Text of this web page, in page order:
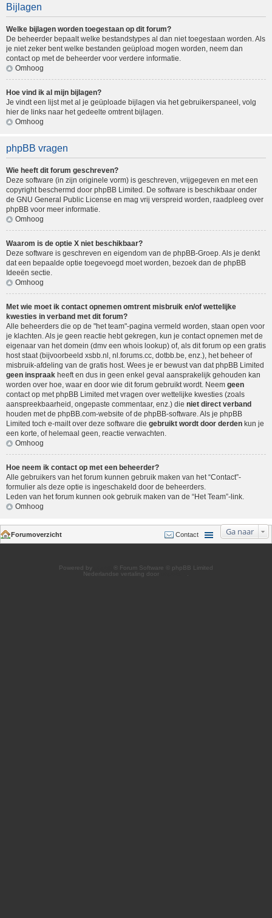
Bijlagen
Welke bijlagen worden toegestaan op dit forum?
De beheerder bepaalt welke bestandstypes al dan niet toegestaan worden. Als
je niet zeker bent welke bestanden geüpload mogen worden, neem dan
contact op met de beheerder voor verdere informatie.
Omhoog
Hoe vind ik al mijn bijlagen?
Je vindt een lijst met al je geüploade bijlagen via het gebruikerspaneel, volg
hier de links naar het gedeelte omtrent bijlagen.
Omhoog
phpBB vragen
Wie heeft dit forum geschreven?
Deze software (in zijn originele vorm) is geschreven, vrijgegeven en met een
copyright beschermd door phpBB Limited . De software is beschikbaar onder
de GNU General Public License en mag vrij verspreid worden, raadpleeg over
phpBB voor meer informatie.
Omhoog
Waarom is de optie X niet beschikbaar?
Deze software is geschreven en eigendom van de phpBB-Groep. Als je denkt
dat een bepaalde optie toegevoegd moet worden, bezoek dan de phpBB
Ideeën sectie.
Omhoog
Met wie moet ik contact opnemen omtrent misbruik en/of wettelijke
kwesties in verband met dit forum?
Alle beheerders die op de "het team"-pagina vermeld worden, staan open voor
je klachten. Als je geen reactie hebt gekregen, kun je contact opnemen met de
eigenaar van het domein (dmv een whois lookup) of, als dit forum op een gratis
host staat (bijvoorbeeld xsbb.nl, nl.forums.cc, dotbb.be, enz.), het beheer of
misbruik-afdeling van de gratis host. Wees je er bewust van dat phpBB Limited
geen inspraak heeft en dus in geen enkel geval aansprakelijk gehouden kan
worden over hoe, waar en door wie dit forum gebruikt wordt. Neem geen
contact op met phpBB Limited met vragen over wettelijke kwesties (zoals
aanspreekbaarheid, ongepaste commentaar, enz.) die niet direct verband
houden met de phpBB.com-website of de phpBB-software. Als je phpBB
Limited toch e-mailt over deze software die gebruikt wordt door derden kun je
een korte, of helemaal geen, reactie verwachten.
Omhoog
Hoe neem ik contact op met een beheerder?
Alle gebruikers van het forum kunnen gebruik maken van het “Contact”-
formulier als deze optie is ingeschakeld door de beheerders.
Leden van het forum kunnen ook gebruik maken van de “Het Team”-link.
Omhoog
Ga naar
Forumoverzicht Contact
Powered by
® Forum Software © phpBB Limited
Nederlandse vertaling door
.